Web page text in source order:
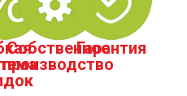
Собственное
производство
Гарантия